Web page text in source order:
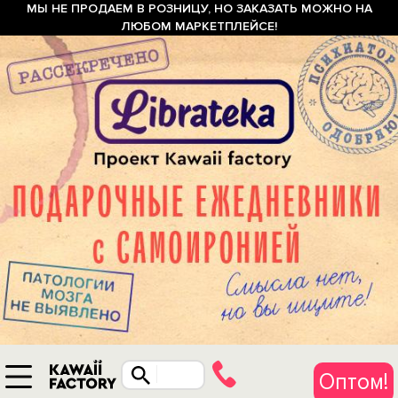
МЫ НЕ ПРОДАЕМ В РОЗНИЦУ, НО ЗАКАЗАТЬ МОЖНО НА
ЛЮБОМ МАРКЕТПЛЕЙСЕ!
Оптом!